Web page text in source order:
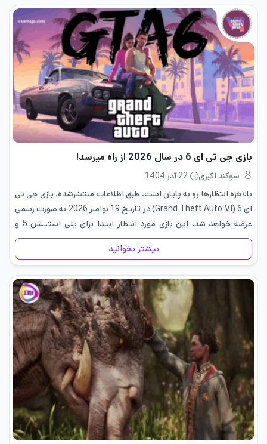
بازی جی تی ای 6 در سال 2026 از راه میرسد!
سوگند اکبری
22 آذر 1404
بالاخره انتظارها رو به پایان است. طبق اطلاعات منتشرشده، بازی جی تی
ای 6 (Grand Theft Auto VI) در تاریخ 19 نوامبر 2026 به صورت رسمی
عرضه خواهد شد. این بازی مورد انتظار ابتدا برای پلی استیشن 5 و
ایکس…
بیشتر بخوانید